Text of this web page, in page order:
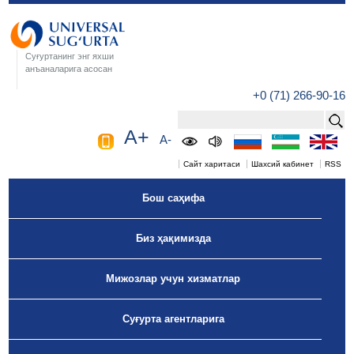
Суғуртанинг энг яхши
анъаналарига асосан
+0 (71) 266-90-16
A+ A-
Сайт харитаси Шахсий кабинет RSS
Бош саҳифа
Биз ҳақимизда
Мижозлар учун хизматлар
Суғурта агентларига